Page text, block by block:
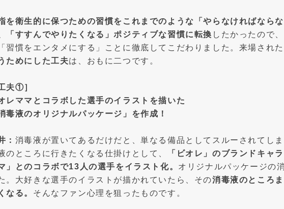
を衛生的に保つための習慣をこれまでのような「やらなければなら
「すすんでやりたくなる」ポジティブな習慣に転換 したかったので
習慣をエンタメにする」ことに徹底してこだわりました。来場され
ためにした工夫は、おもに二つです。
夫①］
レママとコラボした選手のイラストを描いた
毒液のオリジナルパッケージ」を作成！
： 消毒液が置いてあるだけだと、単なる備品としてスルーされてし
のところに行きたくなる仕掛けとして、
「ビオレ」のブランドキャ
」とのコラボで13人の選手をイラスト化。 オリジナルパッケージの
。大好きな選手のイラストが描かれていたら、その消毒液のところ
なる。 そんなファン心理を狙ったものです。